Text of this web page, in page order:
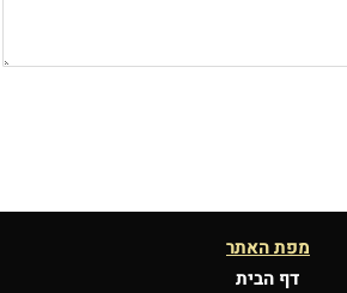
מפת האתר
דף הבית